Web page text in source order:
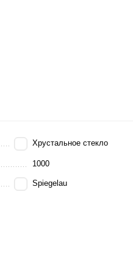
Хрустальное стекло
1000
Spiegelau